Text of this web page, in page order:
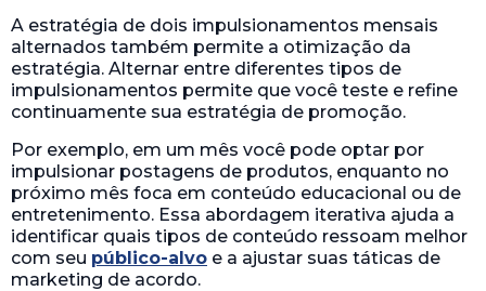
A estratégia de dois impulsionamentos mensais
alternados também permite a otimização da
estratégia. Alternar entre diferentes tipos de
impulsionamentos permite que você teste e refine
continuamente sua estratégia de promoção.
Por exemplo, em um mês você pode optar por
impulsionar postagens de produtos, enquanto no
próximo mês foca em conteúdo educacional ou de
entretenimento. Essa abordagem iterativa ajuda a
identificar quais tipos de conteúdo ressoam melhor
com seu público-alvo e a ajustar suas táticas de
marketing de acordo.